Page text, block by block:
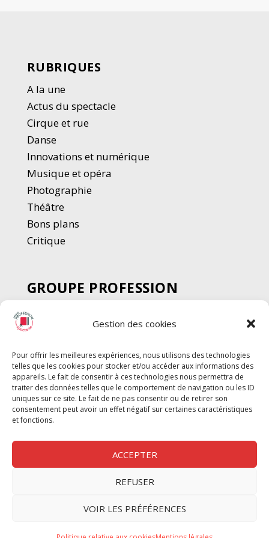
Gestion des cookies
Pour offrir les meilleures expériences, nous utilisons des technologies
telles que les cookies pour stocker et/ou accéder aux informations des
appareils. Le fait de consentir à ces technologies nous permettra de
traiter des données telles que le comportement de navigation ou les ID
uniques sur ce site. Le fait de ne pas consentir ou de retirer son
consentement peut avoir un effet négatif sur certaines caractéristiques
et fonctions.
ACCEPTER
REFUSER
VOIR LES PRÉFÉRENCES
RUBRIQUES
A la une
Actus du spectacle
Cirque et rue
Danse
Innovations et numérique
Musique et opéra
Photographie
Théâtre
Bons plans
Critique
GROUPE PROFESSION
SPECTACLE
Chèque Intermittents
Chèque Compta
Chèque Emploi Spectacle
G-Pods
Profession Audio-visuel
Nous contacter